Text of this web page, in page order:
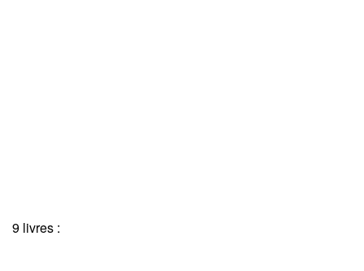
9 livres :